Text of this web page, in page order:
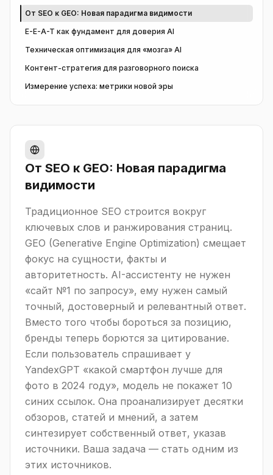
От SEO к GEO: Новая парадигма видимости
E-E-A-T как фундамент для доверия AI
Техническая оптимизация для «мозга» AI
Контент-стратегия для разговорного поиска
Измерение успеха: метрики новой эры
От SEO к GEO: Новая парадигма
видимости
Традиционное SEO строится вокруг
ключевых слов и ранжирования страниц.
GEO (Generative Engine Optimization) смещает
фокус на сущности, факты и
авторитетность. AI-ассистенту не нужен
«сайт №1 по запросу», ему нужен самый
точный, достоверный и релевантный ответ.
Вместо того чтобы бороться за позицию,
бренды теперь борются за цитирование.
Если пользователь спрашивает у
YandexGPT «какой смартфон лучше для
фото в 2024 году», модель не покажет 10
синих ссылок. Она проанализирует десятки
обзоров, статей и мнений, а затем
синтезирует собственный ответ, указав
источники. Ваша задача — стать одним из
этих источников.